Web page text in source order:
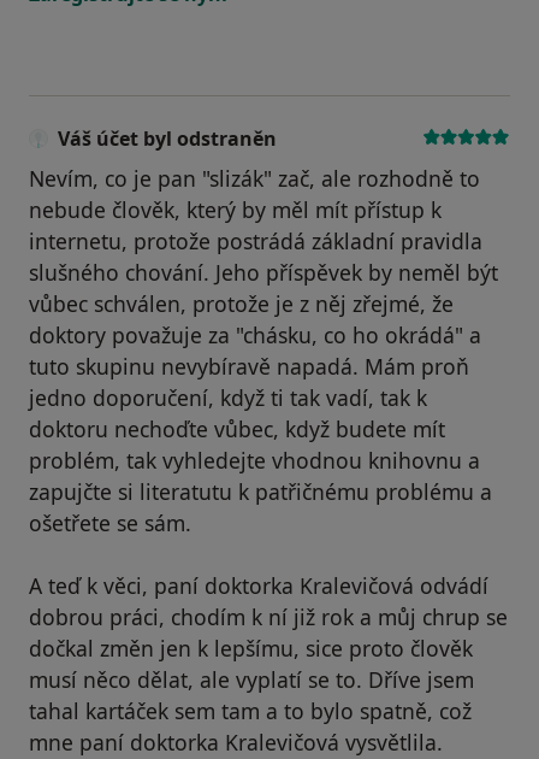
Váš účet byl odstraněn
Nevím, co je pan "slizák" zač, ale rozhodně to
nebude člověk, který by měl mít přístup k
internetu, protože postrádá základní pravidla
slušného chování. Jeho příspěvek by neměl být
vůbec schválen, protože je z něj zřejmé, že
doktory považuje za "chásku, co ho okrádá" a
tuto skupinu nevybíravě napadá. Mám proň
jedno doporučení, když ti tak vadí, tak k
doktoru nechoďte vůbec, když budete mít
problém, tak vyhledejte vhodnou knihovnu a
zapujčte si literatutu k patřičnému problému a
ošetřete se sám.
A teď k věci, paní doktorka Kralevičová odvádí
dobrou práci, chodím k ní již rok a můj chrup se
dočkal změn jen k lepšímu, sice proto člověk
musí něco dělat, ale vyplatí se to. Dříve jsem
tahal kartáček sem tam a to bylo spatně, což
mne paní doktorka Kralevičová vysvětlila.